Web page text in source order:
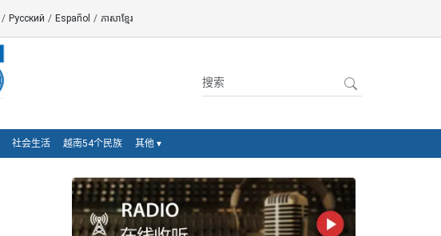
/ Русский / Español / ភាសាខ្មែរ
社会生活 越南54个民族 其他 ▾